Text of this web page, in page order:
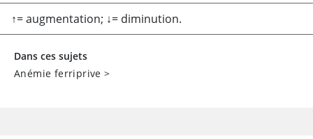
↑=augmentation; ↓= diminution.
Dans ces sujets
Anémie ferriprive >